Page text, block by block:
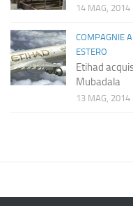
14 MAG, 2014
COMPAGNIE
ESTERO
Etihad
Mubadala
13 MAG, 2014